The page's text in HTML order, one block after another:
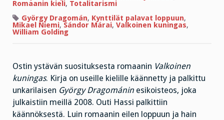
ja
samassa
paketissa
Romaanin kieli, Totalitarismi
György Dragomán, Kynttilät palavat loppuun,
Mikael Niemi,Sándor Márai, Valkoinen kuningas,
William Golding
Ostin ystävän suosituksesta romaanin Valkoinen
kuningas. Kirja on useille kielille käännetty ja palkittu
unkarilaisen György Dragománin esikoisteos, joka
julkaistiin meillä 2008. Outi Hassi palkittiin
käännöksestä. Luin romaanin eilen loppuun ja hain